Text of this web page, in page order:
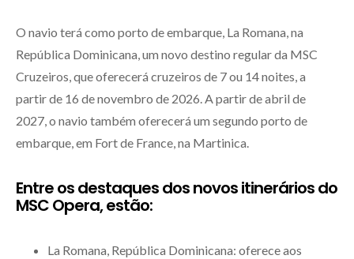
O navio terá como porto de embarque, La Romana, na
República Dominicana, um novo destino regular da MSC
Cruzeiros, que oferecerá cruzeiros de 7 ou 14 noites, a
partir de 16 de novembro de 2026. A partir de abril de
2027, o navio também oferecerá um segundo porto de
embarque, em Fort de France, na Martinica.
Entre os destaques dos novos itinerários do
MSC Opera, estão:
La Romana, República Dominicana: oferece aos